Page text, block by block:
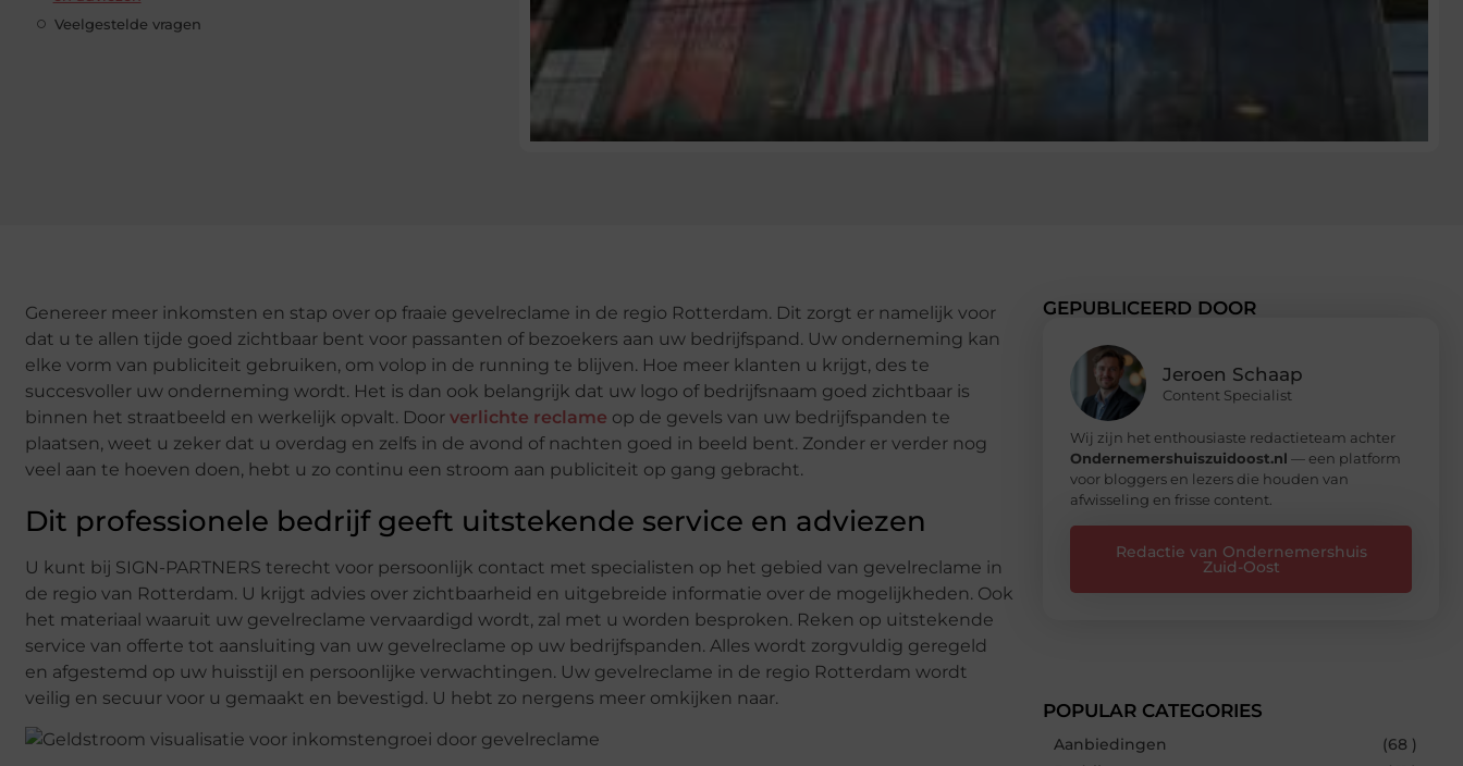
Veelgestelde vragen
Genereer meer inkomsten en stap over op fraaie gevelreclame in de regio Rotterdam. Dit zorgt er namelijk voor
dat u te allen tijde goed zichtbaar bent voor passanten of bezoekers aan uw bedrijfspand. Uw onderneming kan
elke vorm van publiciteit gebruiken, om volop in de running te blijven. Hoe meer klanten u krijgt, des te
succesvoller uw onderneming wordt. Het is dan ook belangrijk dat uw logo of bedrijfsnaam goed zichtbaar is
binnen het straatbeeld en werkelijk opvalt. Door verlichte reclame op de gevels van uw bedrijfspanden te
plaatsen, weet u zeker dat u overdag en zelfs in de avond of nachten goed in beeld bent. Zonder er verder nog
veel aan te hoeven doen, hebt u zo continu een stroom aan publiciteit op gang gebracht.
Dit professionele bedrijf geeft uitstekende service en adviezen
U kunt bij SIGN-PARTNERS terecht voor persoonlijk contact met specialisten op het gebied van gevelreclame in
de regio van Rotterdam. U krijgt advies over zichtbaarheid en uitgebreide informatie over de mogelijkheden. Ook
het materiaal waaruit uw gevelreclame vervaardigd wordt, zal met u worden besproken. Reken op uitstekende
service van offerte tot aansluiting van uw gevelreclame op uw bedrijfspanden. Alles wordt zorgvuldig geregeld
en afgestemd op uw huisstijl en persoonlijke verwachtingen. Uw gevelreclame in de regio Rotterdam wordt
veilig en secuur voor u gemaakt en bevestigd. U hebt zo nergens meer omkijken naar.
GEPUBLICEERD DOOR
Jeroen Schaap
Content Specialist
Wij zijn het enthousiaste redactieteam achter
Ondernemershuiszuidoost.nl — een platform
voor bloggers en lezers die houden van
afwisseling en frisse content.
Redactie van Ondernemershuis
Zuid-Oost
POPULAR CATEGORIES
Aanbiedingen
(68 )